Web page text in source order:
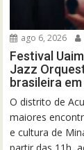
ago 6, 2026
Festival
Jazz
brasileira
O distrito de
maiores
e cultura de